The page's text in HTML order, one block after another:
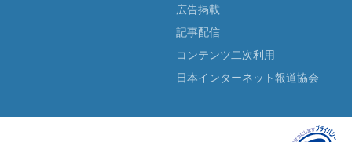
広告掲載
記事配信
コンテンツ二次利用
日本インターネット報道協会